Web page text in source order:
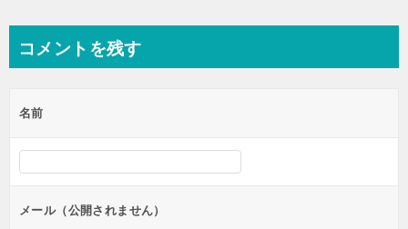
ビ
ー
シ
ン
コメントを残す
名前
メール（公開されません）